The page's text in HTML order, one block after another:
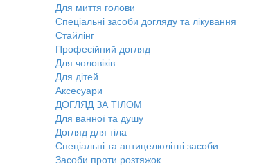
Для миття голови
Спеціальні засоби догляду та лікування
Стайлінг
Професійний догляд
Для чоловіків
Для дітей
Аксесуари
ДОГЛЯД ЗА ТІЛОМ
Для ванної та душу
Догляд для тіла
Спеціальні та антицелюлітні засоби
Засоби проти розтяжок